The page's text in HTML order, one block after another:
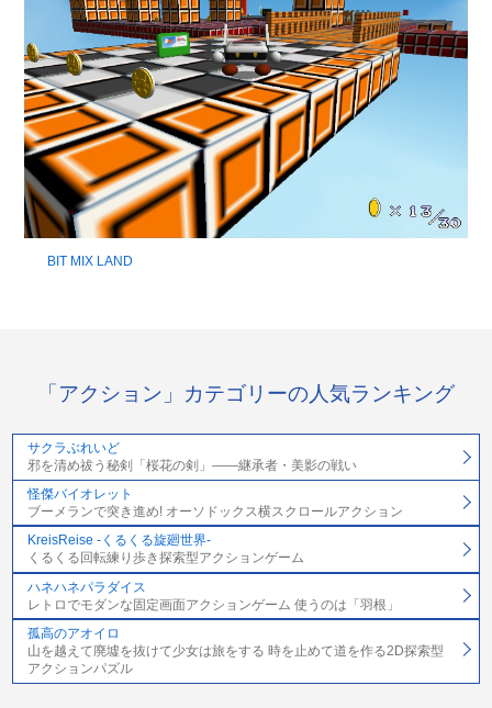
BIT MIX LAND
「アクション」カテゴリーの人気ランキング
サクラぶれいど
邪を清め祓う秘剣「桜花の剣」――継承者・美影の戦い
怪傑バイオレット
ブーメランで突き進め! オーソドックス横スクロールアクション
KreisReise -くるくる旋廻世界-
くるくる回転練り歩き探索型アクションゲーム
ハネハネパラダイス
レトロでモダンな固定画面アクションゲーム 使うのは「羽根」
孤高のアオイロ
山を越えて廃墟を抜けて少女は旅をする 時を止めて道を作る2D探索型
アクションパズル